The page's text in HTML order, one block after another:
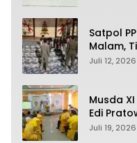
Satpol
Malam,
soal
Juli 12, 2026
Musda
Edi
Partai
Juli 19, 2026